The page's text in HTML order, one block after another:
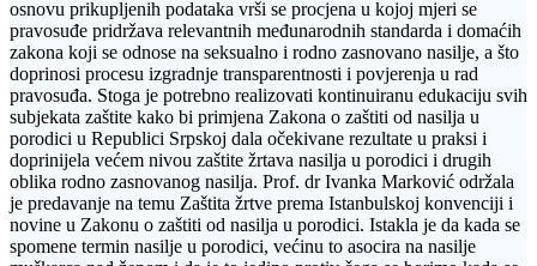
osnovu prikupljenih podataka vrši se procjena u kojoj mjeri se
pravosuđe pridržava relevantnih međunarodnih standarda i domaćih
zakona koji se odnose na seksualno i rodno zasnovano nasilje, a što
doprinosi procesu izgradnje transparentnosti i povjerenja u rad
pravosuđa. Stoga je potrebno realizovati kontinuiranu edukaciju svih
subjekata zaštite kako bi primjena Zakona o zaštiti od nasilja u
porodici u Republici Srpskoj dala očekivane rezultate u praksi i
doprinijela većem nivou zaštite žrtava nasilja u porodici i drugih
oblika rodno zasnovanog nasilja. Prof. dr Ivanka Marković održala
je predavanje na temu Zaštita žrtve prema Istanbulskoj konvenciji i
novine u Zakonu o zaštiti od nasilja u porodici. Istakla je da kada se
spomene termin nasilje u porodici, većinu to asocira na nasilje